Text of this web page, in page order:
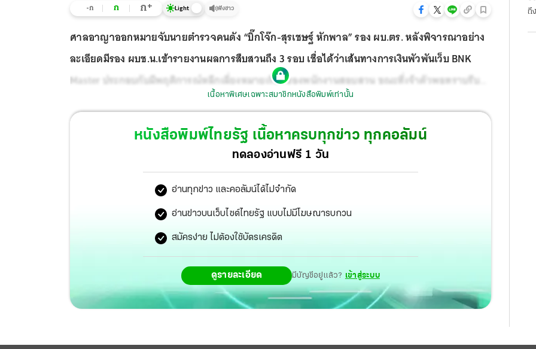
-ก ก ก+ Light ฟังข่าว
ศาลอาญาออกหมายจับนายตำรวจคนดัง “บิ๊กโจ๊ก-สุรเชษฐ์ หักพาล” รอง ผบ.ตร. หลังพิจารณาอย่าง
ละเอียดมีรอง ผบช.น.เข้ารายงานผลการสืบสวนถึง 3 รอบ เชื่อได้ว่าเส้นทางการเงินพัวพันเว็บ BNK
Master ประกอบกับมีพฤติการณ์หลีกเลี่ยงหมายเรียกของพนักงานสอบสวน ขณะที่เจ้าตัวพอทราบรีบ
เดินทางเข้ามอบตัวที่ สน.เตาปูนทันที เพื่อยืนยันในความบริสุทธิ์ มีทีมงานตามมาให้กำลังใจ ถูกสอบร่วม
2 ชั่วโมง ก่อนประกันตัวเองโดยใช้เงินสด 1 แสนบาท
เนื้อหาพิเศษเฉพาะสมาชิกหนังสือพิมพ์เท่านั้น
หนังสือพิมพ์ไทยรัฐ เนื้อหาครบทุกข่าว ทุกคอลัมน์
ทดลองอ่านฟรี 1 วัน
อ่านทุกข่าว และคอลัมน์ได้ไม่จำกัด
อ่านข่าวบนเว็บไซต์ไทยรัฐ แบบไม่มีโฆษณารบกวน
สมัครง่าย ไม่ต้องใช้บัตรเครดิต
ดูรายละเอียด มีบัญชีอยู่แล้ว? เข้าสู่ระบบ
ถึ